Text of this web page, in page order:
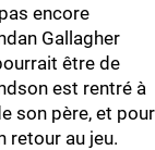
encore
Gallagher
être de
est rentré à
son père, et pour
retour au jeu.